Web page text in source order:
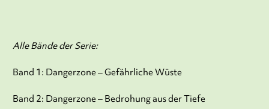
Alle Bände der Serie:
Band 1: Dangerzone – Gefährliche Wüste
Band 2: Dangerzone – Bedrohung aus der Tiefe